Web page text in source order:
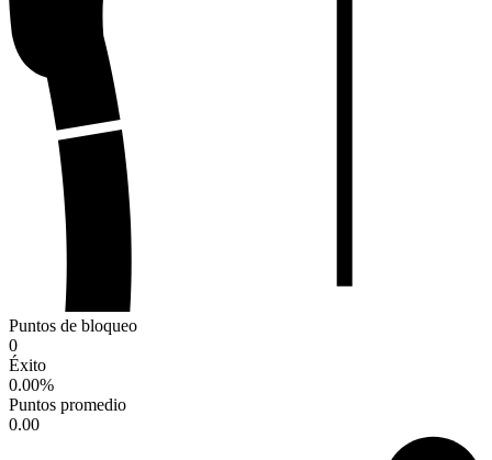
Puntos de bloqueo
0
Éxito
0.00%
Puntos promedio
0.00